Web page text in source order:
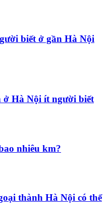
biết ở gần Hà Nội
ở Hà Nội ít người biết
nhiêu km?
thành Hà Nội có thể